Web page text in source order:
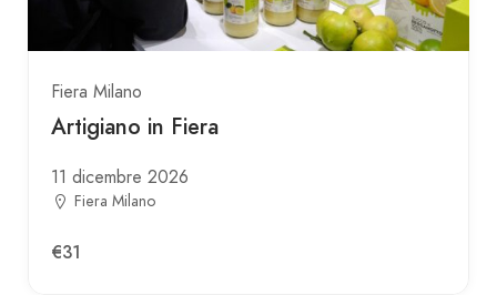
Fiera Milano
Artigiano in Fiera
11 dicembre 2026
Fiera Milano
€31